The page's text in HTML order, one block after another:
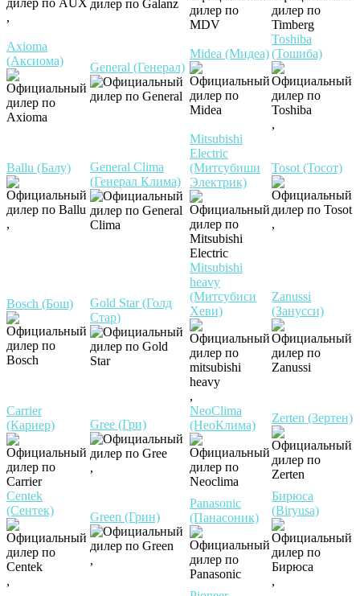
,
Axioma
(Аксиома)
General (Генерал)
Midea (Мидеа)
Toshiba
(Тошиба)
,
Ballu (Балу)
,
General Clima
(Генерал Клима)
Mitsubishi
Electric
(Митсубиши
Электрик)
Tosot (Тосот)
,
Bosch (Бош)
Gold Star (Голд
Стар)
Mitsubishi
heavy
(Митсубиси
Хеви)
,
Zanussi
(Занусси)
Carrier
(Кариер)
Gree (Гри)
,
NeoClima
(НеоКлима)
Zerten (Зертен)
Centek
(Сентек)
,
Green (Грин)
,
Panasonic
(Панасоник)
Бирюса
(Biryusa)
,